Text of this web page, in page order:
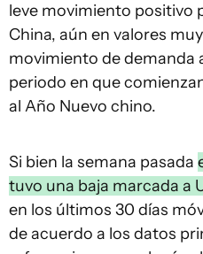
leve movimiento positivo
China, aún en valores
movimiento de demanda
periodo en que
al Año Nuevo chino.
Si bien la semana pasada
tuvo una baja marcada a
en los últimos 30 días
de acuerdo a los datos